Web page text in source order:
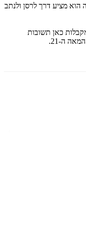
מציע דרך לרסן ולנתב
כאן תשובות